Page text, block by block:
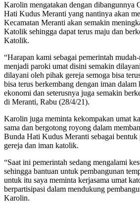
Karolin mengatakan dengan dibangunnya
Hati Kudus Meranti yang nantinya akan
Kecamatan Meranti akan semakin
Katolik sehingga dapat terus maju dan
Katolik.
“Harapan kami sebagai pemerintah
menjadi paroki umat disini semakin
dilayani oleh pihak gereja semoga bisa
bisa terus berkembang dengan iman dalam
ekonomi dan seterusnya juga semakin
di Meranti, Rabu (28/4/21).
Karolin juga meminta kekompakan umat
sama dan bergotong royong dalam
Bunda Hati Kudus Meranti sebagai bentuk
gereja dan iman katolik.
“Saat ini pemerintah sedang mengalami
sehingga bantuan untuk pembangunan
untuk itu saya meminta kerjasama umat
berpartisipasi dalam mendukung
Karolin.